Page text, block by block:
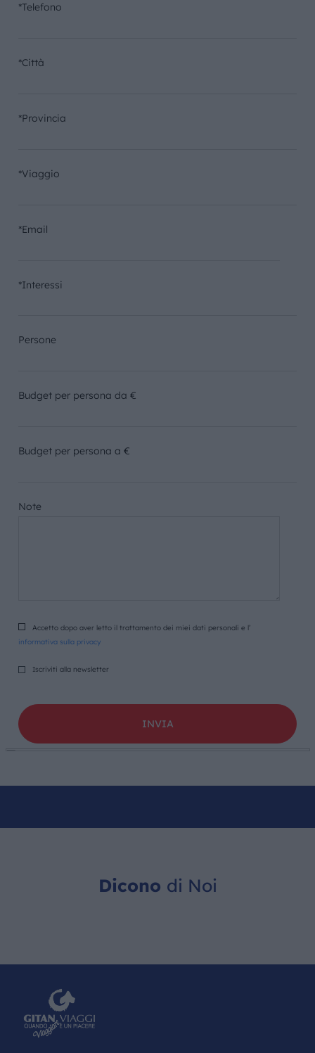
*Telefono
*Città
*Provincia
*Viaggio
*Email
*Interessi
Persone
Budget per persona da €
Budget per persona a €
Note
Accetto dopo aver letto il trattamento dei miei dati personali e l’
informativa sulla privacy
Iscriviti alla newsletter
Dicono di Noi